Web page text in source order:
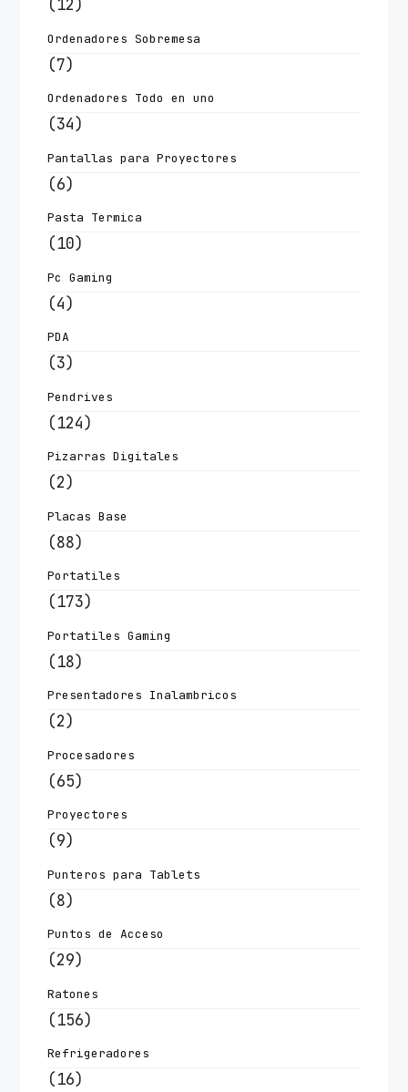
(12)
Ordenadores Sobremesa
(7)
Ordenadores Todo en uno
(34)
Pantallas para Proyectores
(6)
Pasta Termica
(10)
Pc Gaming
(4)
PDA
(3)
Pendrives
(124)
Pizarras Digitales
(2)
Placas Base
(88)
Portatiles
(173)
Portatiles Gaming
(18)
Presentadores Inalambricos
(2)
Procesadores
(65)
Proyectores
(9)
Punteros para Tablets
(8)
Puntos de Acceso
(29)
Ratones
(156)
Refrigeradores
(16)